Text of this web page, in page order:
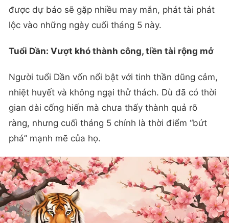
được dự báo sẽ gặp nhiều may mắn, phát tài phát
lộc vào những ngày cuối tháng 5 này.
Tuổi Dần: Vượt khó thành công, tiền tài rộng mở
Người tuổi Dần vốn nổi bật với tinh thần dũng cảm,
nhiệt huyết và không ngại thử thách. Dù đã có thời
gian dài cống hiến mà chưa thấy thành quả rõ
ràng, nhưng cuối tháng 5 chính là thời điểm “bứt
phá” mạnh mẽ của họ.